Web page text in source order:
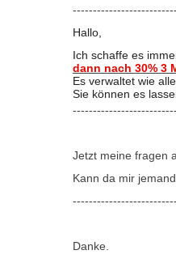
Hallo,
Ich schaffe es
dann nach 30% 3
Es verwaltet wie
Sie können es
Jetzt meine fragen
Kann da mir
Danke.